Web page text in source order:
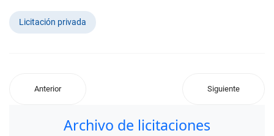
Licitación privada
Anterior Siguiente